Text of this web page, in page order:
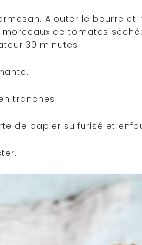
Ajouter le beurre et
de tomates
30 minutes.
tranches.
de papier sulfurisé et